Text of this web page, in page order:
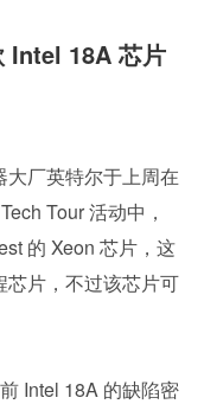
Intel 18A 芯片
厂英特尔于上周在
Tour 活动中，
的 Xeon 芯片，这
芯片，不过该芯片可
Intel 18A 的缺陷密